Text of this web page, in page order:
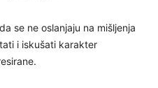
se ne oslanjaju na mišljenja
i iskušati karakter